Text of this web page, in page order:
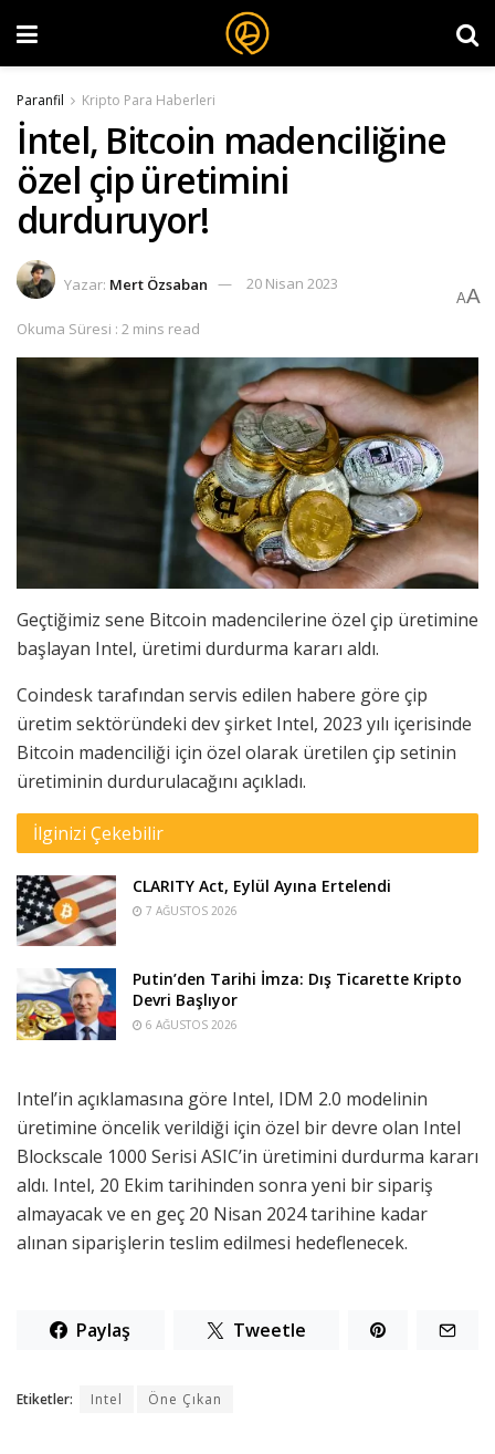
Paranfil Kripto Para Haberleri
İntel, Bitcoin madenciliğine
özel çip üretimini
durduruyor!
Yazar: Mert Özsaban 20 Nisan 2023
Okuma Süresi : 2 mins read
AA
Geçtiğimiz sene Bitcoin madencilerine özel çip üretimine
başlayan Intel, üretimi durdurma kararı aldı.
Coindesk tarafından servis edilen habere göre çip
üretim sektöründeki dev şirket Intel, 2023 yılı içerisinde
Bitcoin madenciliği için özel olarak üretilen çip setinin
üretiminin durdurulacağını açıkladı.
İlginizi Çekebilir
CLARITY Act, Eylül Ayına Ertelendi
7 AĞUSTOS 2026
Putin’den Tarihi İmza: Dış Ticarette Kripto
Devri Başlıyor
6 AĞUSTOS 2026
Intel’in açıklamasına göre Intel, IDM 2.0 modelinin
üretimine öncelik verildiği için özel bir devre olan Intel
Blockscale 1000 Serisi ASIC’in üretimini durdurma kararı
aldı. Intel, 20 Ekim tarihinden sonra yeni bir sipariş
almayacak ve en geç 20 Nisan 2024 tarihine kadar
alınan siparişlerin teslim edilmesi hedeflenecek.
Paylaş Tweetle
Etiketler: Intel Öne Çıkan